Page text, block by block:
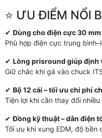
⭐ ƯU ĐIỂM NỔI
✔ Dùng cho điện cực 30
Phù hợp điện cực trung
✔ Lòng prisround giúp định
Giữ chắc khi gá vào chuck
✔ Bộ 12 cái – tối ưu chi phí
Tiện lợi khi cần thay đổi
✔Đồng kỹ thuật – dẫn điện
Tối ưu khi xung EDM, độ bền